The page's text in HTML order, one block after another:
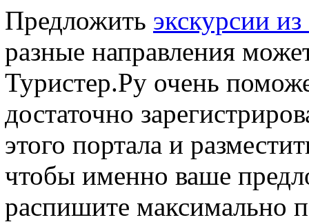
Предложить экскурсии
разные направления
Туристер.Ру очень
достаточно
этого портала и
чтобы именно ваше
распишите